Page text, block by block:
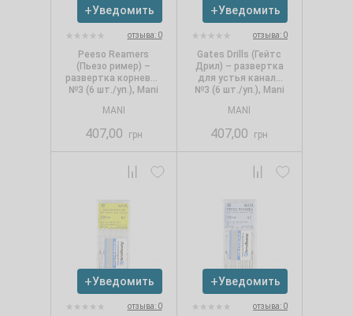
Уведомить
отзыва: 0
Peeso Reamers
(Пьезо ример) –
развертка корневая
№3 (6 шт./уп.), Mani
MANI
407,00 грн
Уведомить
отзыва: 0
Gates Drills (Гейтс
Дрил) – развертка
для устья канала
№3 (6 шт./уп.), Mani
MANI
407,00 грн
Уведомить
отзыва: 0
Уведомить
отзыва: 0